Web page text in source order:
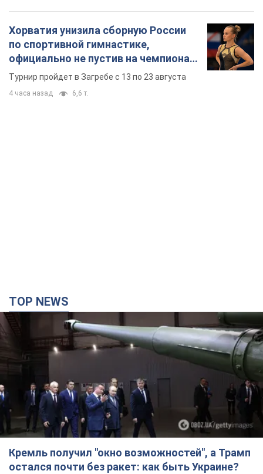
Хорватия унизила сборную России
по спортивной гимнастике,
официально не пустив на чемпионат
Европы основных спортсменов
Турнир пройдет в Загребе с 13 по 23 августа
4 часа назад 6,6 т.
TOP NEWS
Кремль получил "окно возможностей", а Трамп
остался почти без ракет: как быть Украине?